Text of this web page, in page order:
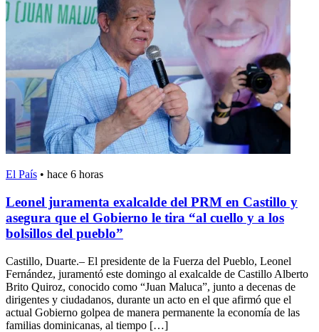
El País • hace 6 horas
Leonel juramenta exalcalde del PRM en Castillo y
asegura que el Gobierno le tira “al cuello y a los
bolsillos del pueblo”
Castillo, Duarte.– El presidente de la Fuerza del Pueblo, Leonel
Fernández, juramentó este domingo al exalcalde de Castillo Alberto
Brito Quiroz, conocido como “Juan Maluca”, junto a decenas de
dirigentes y ciudadanos, durante un acto en el que afirmó que el
actual Gobierno golpea de manera permanente la economía de las
familias dominicanas, al tiempo […]